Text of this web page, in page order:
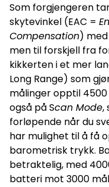
artikler og tekster på
norskspråklige
helhet forfattet av oss.
bildematerialet selv –
produktene i bruk.
selv er merket med vår
gitt tillatelse av
bruke. All kopiering av
vårt nettsted er å anse
vil bli håndtert deretter.
KikkertSpesialisten AS
Som forgjengeren
skytevinkel (EAC =
Compensation)
men til forskjell fra
kikkerten i et mer
Long Range) som
målinger opptil
også på Scan Mode,
forløpende når du
har mulighet til å få
barometrisk trykk.
betraktelig, med
batteri mot 3000